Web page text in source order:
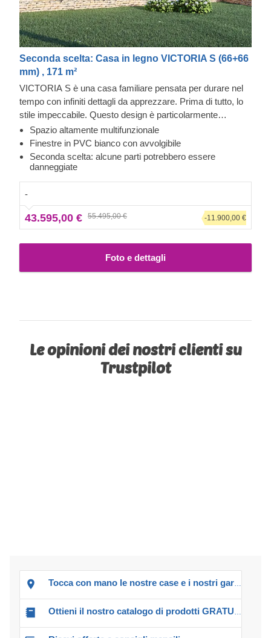
Seconda scelta: Casa in legno VICTORIA S (66+66
mm) , 171 m²
VICTORIA S è una casa familiare pensata per durare nel
tempo con infiniti dettagli da apprezzare. Prima di tutto, lo
stile impeccabile. Questo design è particolarmente
interessante, grazie all’ampio tetto piano che copre anche
la terrazza di 7 m², alle numerose finestre e alla forma
moderna che ospita 11 stanze. È una scelta ideale per una
famiglia che desidera una casa capace di accogliere
comodamente degli ospiti, organizzare feste e avere allo
stesso tempo spazi privati in cui rilassarsi in tranquillità. Si
prega di notare che questo modello specifico include
finestre in PVC bianche e tapparelle avvolgibili manuali nel
Spazio altamente multifunzionale
Finestre in PVC bianco con avvolgibile
Seconda scelta: alcune parti potrebbero essere
danneggiate
-
43.595,00 € 55.495,00 € -11.900,00 €
Foto e dettagli
Le opinioni dei nostri clienti su
Trustpilot
Tocca con mano le nostre case e i nostri garage!
Ottieni il nostro catalogo di prodotti GRATUITO!